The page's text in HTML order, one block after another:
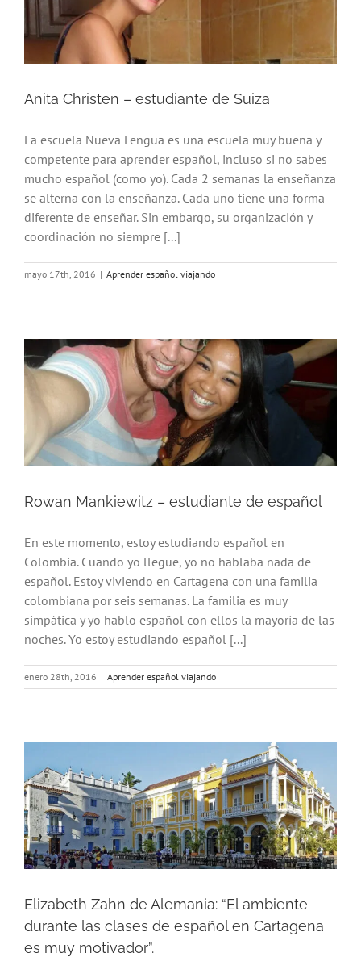
Anita Christen – estudiante de Suiza
La escuela Nueva Lengua es una escuela muy buena y
competente para aprender español, incluso si no sabes
mucho español (como yo). Cada 2 semanas la enseñanza
se alterna con la enseñanza. Cada uno tiene una forma
diferente de enseñar. Sin embargo, su organización y
coordinación no siempre [...]
mayo 17th, 2016 | Aprender español viajando
Rowan Mankiewitz – estudiante de español
En este momento, estoy estudiando español en
Colombia. Cuando yo llegue, yo no hablaba nada de
español. Estoy viviendo en Cartagena con una familia
colombiana por seis semanas. La familia es muy
simpática y yo hablo español con ellos la mayoría de las
noches. Yo estoy estudiando español [...]
enero 28th, 2016 | Aprender español viajando
Elizabeth Zahn de Alemania: “El ambiente
durante las clases de español en Cartagena
es muy motivador”.